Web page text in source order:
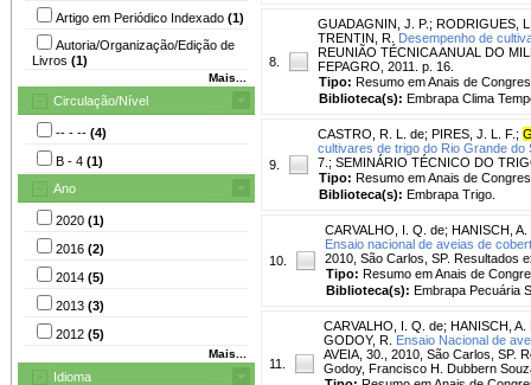
Artigo em Periódico Indexado (1)
Autoria/Organização/Edição de
Livros (1)
Mais...
Circulação/Nível
-- - -- (4)
B - 4 (1)
Ano
2020 (1)
2016 (2)
2014 (5)
2013 (3)
2012 (5)
Mais...
Idioma
8.
GUADAGNIN, J. P. ; RODRIGUES,
TRENTIN, R. Desempenho de
REUNIÃO TÉCNICA ANUAL DO
FEPAGRO, 2011. p. 16.
Tipo: Resumo em Anais de
Biblioteca(s): Embrapa Clima
9.
CASTRO, R. L. de; PIRES, J. L. F. ;
cultivares de trigo do Rio Grande do
7.; SEMINÁRIO TÉCNICO DO
Tipo: Resumo em Anais de
Biblioteca(s): Embrapa Trigo.
10.
CARVALHO, I. Q. de; HANISCH, A.
Ensaio nacional de aveias de
2010, São Carlos, SP. Resultados
Tipo: Resumo em Anais de
Biblioteca(s): Embrapa Pecuária
11.
CARVALHO, I. Q. de; HANISCH, A.
GODOY, R. Ensaio Nacional de
AVEIA, 30., 2010, São Carlos, SP.
Godoy, Francisco H. Dubbern